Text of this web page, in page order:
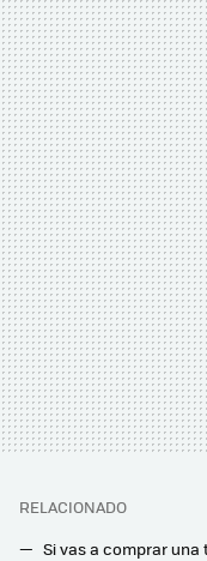
RELACIONADO